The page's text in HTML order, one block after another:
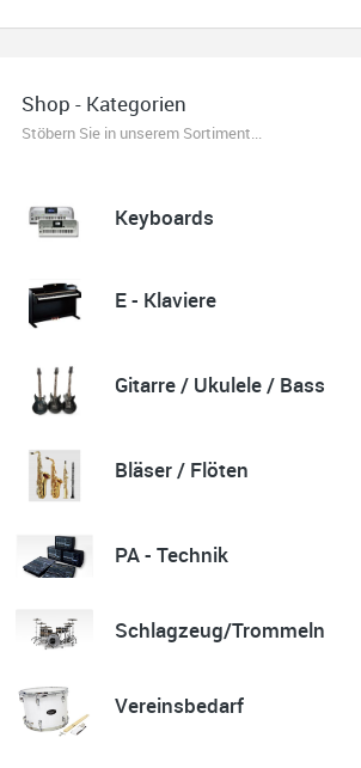
Habe mir heute eine E-Gitarre und einen Amp gekauft.
Erstklassige Beratung vom Chef. Hier fühlt man sich
aufgehoben. Finger weg vom Internet. Kauft beim
Fachmann zu guten Konditionen. Es zahlt sich aus.
Quelle: Google-Rezension
Korrespondenz, Kommunikation und Verkauf top.
Abholung der Ware reibungslos.
Sehr zu empfehlen....
auch nah!
Shop - Kategorien
Stöbern Sie in unserem Sortiment...
Keyboards
E - Klaviere
Gitarre / Ukulele / Bass
Bläser / Flöten
PA - Technik
Schlagzeug/Trommeln
Vereinsbedarf